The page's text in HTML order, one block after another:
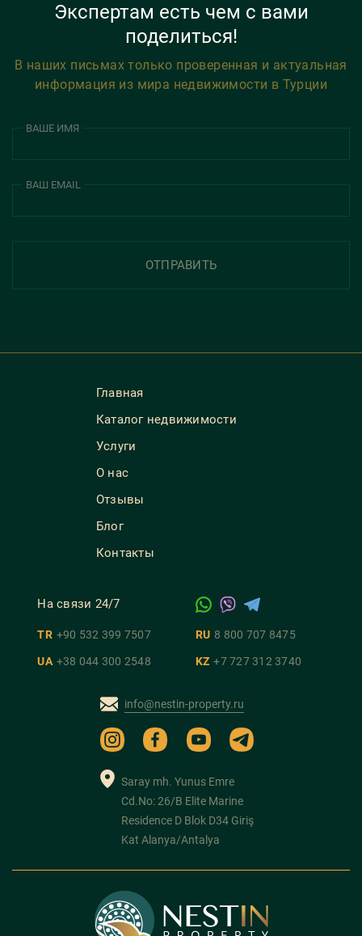
Экспертам есть чем с вами
поделиться!
В наших письмах только проверенная и актуальная
информация из мира недвижимости в Турции
ВАШЕ ИМЯ
ВАШ EMAIL
ОТПРАВИТЬ
Главная
Каталог недвижимости
Услуги
О нас
Отзывы
Блог
Контакты
На связи 24/7
TR +90 532 399 7507 RU 8 800 707 8475
UA +38 044 300 2548 KZ +7 727 312 3740
info@nestin-property.ru
Saray mh. Yunus Emre
Cd.No: 26/B Elite Marine
Residence D Blok D34 Giriş
Kat Alanya/Antalya